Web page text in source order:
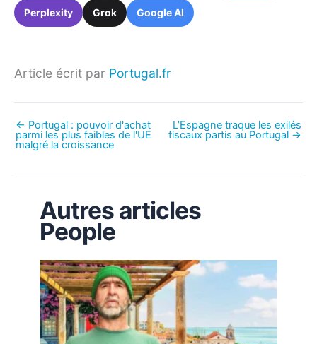
Perplexity Grok Google AI
Article écrit par Portugal.fr
← Portugal : pouvoir d'achat
parmi les plus faibles de l'UE
malgré la croissance
L’Espagne traque les exilés
fiscaux partis au Portugal →
Autres articles
People